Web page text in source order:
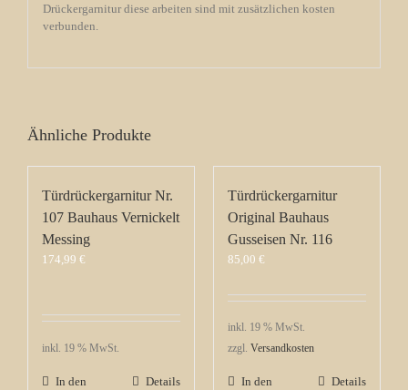
Drückergarnitur diese arbeiten sind mit zusätzlichen kosten
verbunden.
Ähnliche Produkte
Türdrückergarnitur Nr.
107 Bauhaus Vernickelt
Messing
174,99 €
inkl. 19 % MwSt.
In den
Details
Türdrückergarnitur
Original Bauhaus
Gusseisen Nr. 116
85,00 €
inkl. 19 % MwSt.
zzgl. Versandkosten
In den
Details